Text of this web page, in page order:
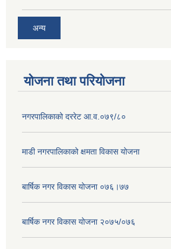
अन्य
योजना तथा परियोजना
नगरपालिकाको दररेट आ.व.०७९/८०
माडी नगरपालिकाको क्षमता विकास योजना
बार्षिक नगर विकास योजना ०७६।७७
बार्षिक नगर विकास योजना २०७५/०७६